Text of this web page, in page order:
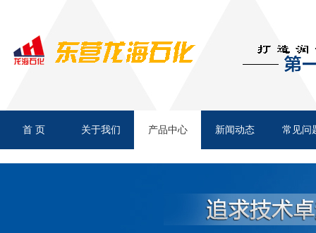
首 页 关于我们 产品中心 新闻动态 常见问
上润 通用锂基脂